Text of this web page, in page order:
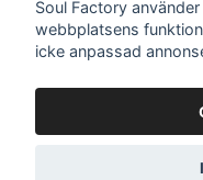
Soul Factory
webbplatsens
icke anpassad